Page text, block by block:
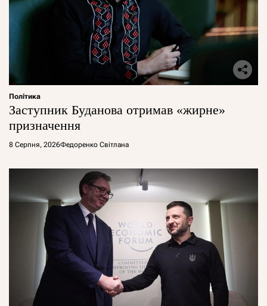
Політика
Заступник Буданова отримав «жирне»
призначення
8 Серпня, 2026Федоренко Світлана